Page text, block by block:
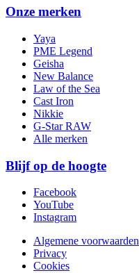
Onze merken
Yaya
PME Legend
Geisha
New Balance
Law of the Sea
Cast Iron
Nikkie
G-Star RAW
Alle merken
Blijf op de hoogte
Facebook
YouTube
Instagram
Algemene voorwaarden
Privacy
Cookies